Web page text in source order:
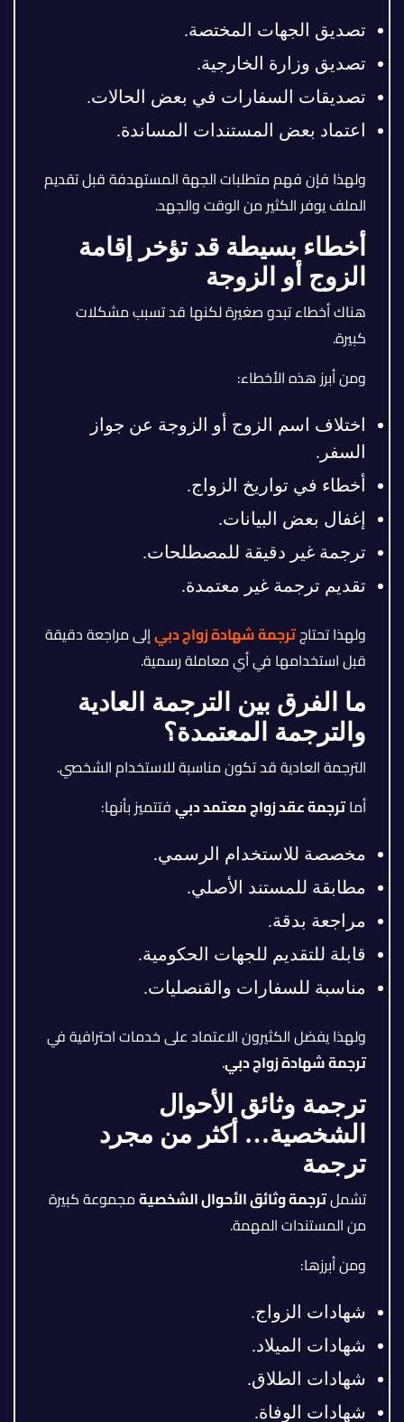
تصديق الجهات المختصة.
تصديق وزارة الخارجية.
تصديقات السفارات في بعض الحالات.
اعتماد بعض المستندات المساندة.
ولهذا فإن فهم متطلبات الجهة المستهدفة قبل تقديم
الملف يوفر الكثير من الوقت والجهد.
أخطاء بسيطة قد تؤخر إقامة
الزوج أو الزوجة
هناك أخطاء تبدو صغيرة لكنها قد تسبب مشكلات
كبيرة.
ومن أبرز هذه الأخطاء:
اختلاف اسم الزوج أو الزوجة عن جواز
السفر.
أخطاء في تواريخ الزواج.
إغفال بعض البيانات.
ترجمة غير دقيقة للمصطلحات.
تقديم ترجمة غير معتمدة.
ولهذا تحتاجترجمة شهادة زواج دبيإلى مراجعة دقيقة
قبل استخدامها في أي معاملة رسمية.
ما الفرق بين الترجمة العادية
والترجمة المعتمدة؟
الترجمة العادية قد تكون مناسبة للاستخدام الشخصي.
أماترجمة عقد زواج معتمد دبيفتتميز بأنها:
مخصصة للاستخدام الرسمي.
مطابقة للمستند الأصلي.
مراجعة بدقة.
قابلة للتقديم للجهات الحكومية.
مناسبة للسفارات والقنصليات.
ولهذا يفضل الكثيرون الاعتماد على خدمات احترافية في
ترجمة شهادة زواج دبي.
ترجمة وثائق الأحوال
الشخصية… أكثر من مجرد
ترجمة
تشملترجمة وثائق الأحوال الشخصيةمجموعة كبيرة
من المستندات المهمة.
ومن أبرزها:
شهادات الزواج.
شهادات الميلاد.
شهادات الطلاق.
شهادات الوفاة.